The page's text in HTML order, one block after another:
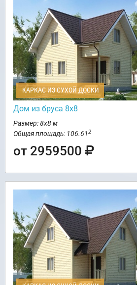
КАРКАС ИЗ СУХОЙ ДОСКИ
Дом из бруса 8х8
Размер: 8х8 м
Общая площадь: 106.612
от 2959500